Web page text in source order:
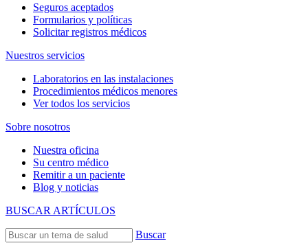
Seguros aceptados
Formularios y políticas
Solicitar registros médicos
Nuestros servicios
Laboratorios en las instalaciones
Procedimientos médicos menores
Ver todos los servicios
Sobre nosotros
Nuestra oficina
Su centro médico
Remitir a un paciente
Blog y noticias
BUSCAR ARTÍCULOS
Buscar